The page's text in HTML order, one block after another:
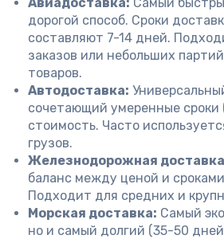
дорогой способ. Сроки
составляют 7-14 дней.
заказов или небольших
товаров.
Автодоставка:
сочетающий умеренные сроки
стоимость. Часто
грузов.
Железнодорожная
баланс между ценой и
Подходит для средних и
Морская доставка: Самый
но и самый долгий (35-50